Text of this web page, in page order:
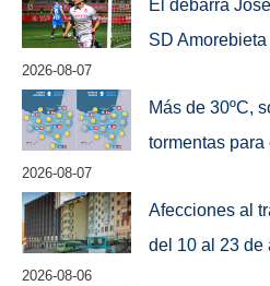
El debarra
SD Amorebieta
2026-08-07
Más de 30ºC,
tormentas
2026-08-07
Afecciones al
del 10 al 23 de
2026-08-06